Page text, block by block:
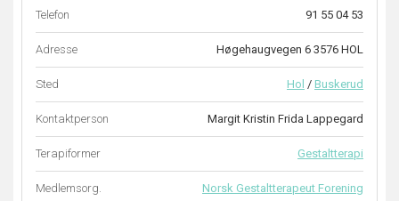
Telefon 91 55 04 53
Adresse Høgehaugvegen 6 3576 HOL
Sted Hol / Buskerud
Kontaktperson Margit Kristin Frida Lappegard
Terapiformer Gestaltterapi
Medlemsorg. Norsk Gestaltterapeut Forening